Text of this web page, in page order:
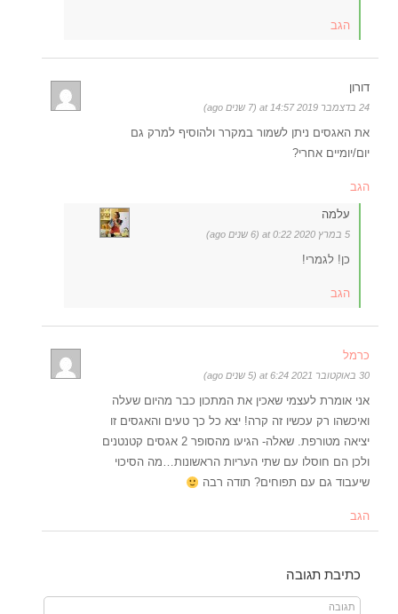
הגב
דורון
24 בדצמבר 2019 at 14:57 (7 שנים ago)
את האגסים ניתן לשמור במקרר ולהוסיף למרק גם
יום/יומיים אחרי?
הגב
עלמה
5 במרץ 2020 at 0:22 (6 שנים ago)
כן! לגמרי!
הגב
כרמל
30 באוקטובר 2021 at 6:24 (5 שנים ago)
אני אומרת לעצמי שאכין את המתכון כבר מהיום שעלה
ואיכשהו רק עכשיו זה קרה! יצא כל כך טעים והאגסים זו
יציאה מטורפת. שאלה- הגיעו מהסופר 2 אגסים קטנטנים
ולכן הם חוסלו עם שתי העריות הראשונות…מה הסיכוי
שיעבוד גם עם תפוחים? תודה רבה
הגב
כתיבת תגובה